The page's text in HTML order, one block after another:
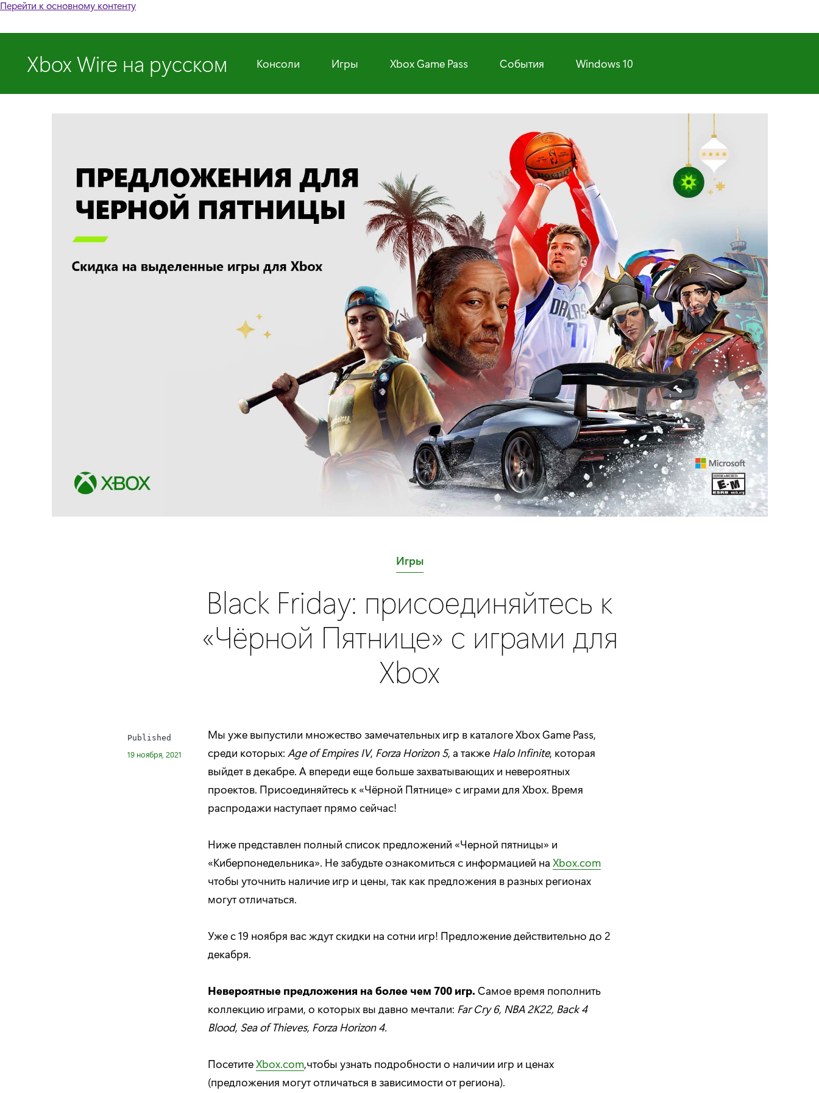
Перейти к основному контенту
Xbox Wire на русском Консоли Игры Xbox Game Pass События Windows 10
C
t
e
g
o
r
y
Игры
Black Friday: присоединяйтесь к
«Чёрной Пятнице» с играми для
Xbox
Published
19 ноября, 2021
Мы уже выпустили множество замечательных игр в каталоге Xbox Game Pass,
среди которых: Age of Empires IV, Forza Horizon 5, а также Halo Infinite, которая
выйдет в декабре. А впереди еще больше захватывающих и невероятных
проектов. Присоединяйтесь к «Чёрной Пятнице» с играми для Xbox. Время
распродажи наступает прямо сейчас!
Ниже представлен полный список предложений «Черной пятницы» и
«Киберпонедельника». Не забудьте ознакомиться с информацией на Xbox.com
чтобы уточнить наличие игр и цены, так как предложения в разных регионах
могут отличаться.
Уже с 19 ноября вас ждут скидки на сотни игр! Предложение действительно до 2
декабря.
Невероятные предложения на более чем 700 игр. Самое время пополнить
коллекцию играми, о которых вы давно мечтали: Far Cry6, NBA2K22, Back4
Blood, Sea of Thieves, Forza Horizon4.
ПосетитеXbox.com,чтобы узнать подробности о наличии игр и ценах
(предложения могут отличаться в зависимости от региона).